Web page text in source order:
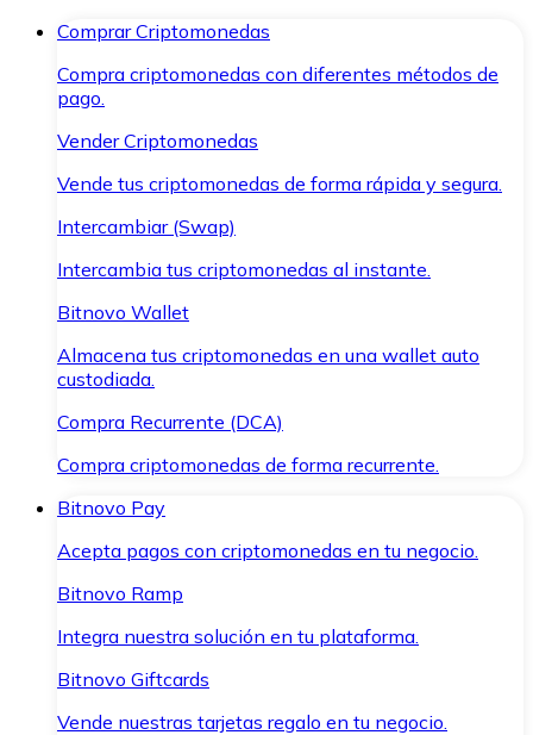
Comprar Criptomonedas
Compra criptomonedas con diferentes métodos de
pago.
Vender Criptomonedas
Vende tus criptomonedas de forma rápida y segura.
Intercambiar (Swap)
Intercambia tus criptomonedas al instante.
Bitnovo Wallet
Almacena tus criptomonedas en una wallet auto
custodiada.
Compra Recurrente (DCA)
Compra criptomonedas de forma recurrente.
Bitnovo Pay
Acepta pagos con criptomonedas en tu negocio.
Bitnovo Ramp
Integra nuestra solución en tu plataforma.
Bitnovo Giftcards
Vende nuestras tarjetas regalo en tu negocio.